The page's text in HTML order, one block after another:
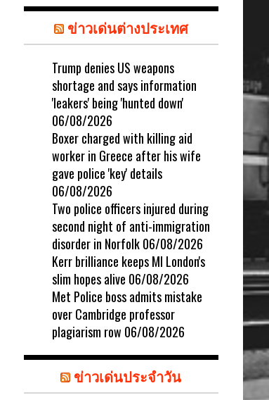
ข่าวเด่นต่างประเทศ
Trump denies US weapons
shortage and says information
'leakers' being 'hunted down'
06/08/2026
Boxer charged with killing aid
worker in Greece after his wife
gave police 'key' details
06/08/2026
Two police officers injured during
second night of anti-immigration
disorder in Norfolk 06/08/2026
Kerr brilliance keeps MI London's
slim hopes alive 06/08/2026
Met Police boss admits mistake
over Cambridge professor
plagiarism row 06/08/2026
ข่าวเด่นประจำวัน